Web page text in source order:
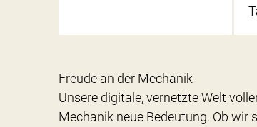
Freude an der Mechanik
Unsere digitale, vernetzte Welt
Mechanik neue Bedeutung. Ob wir